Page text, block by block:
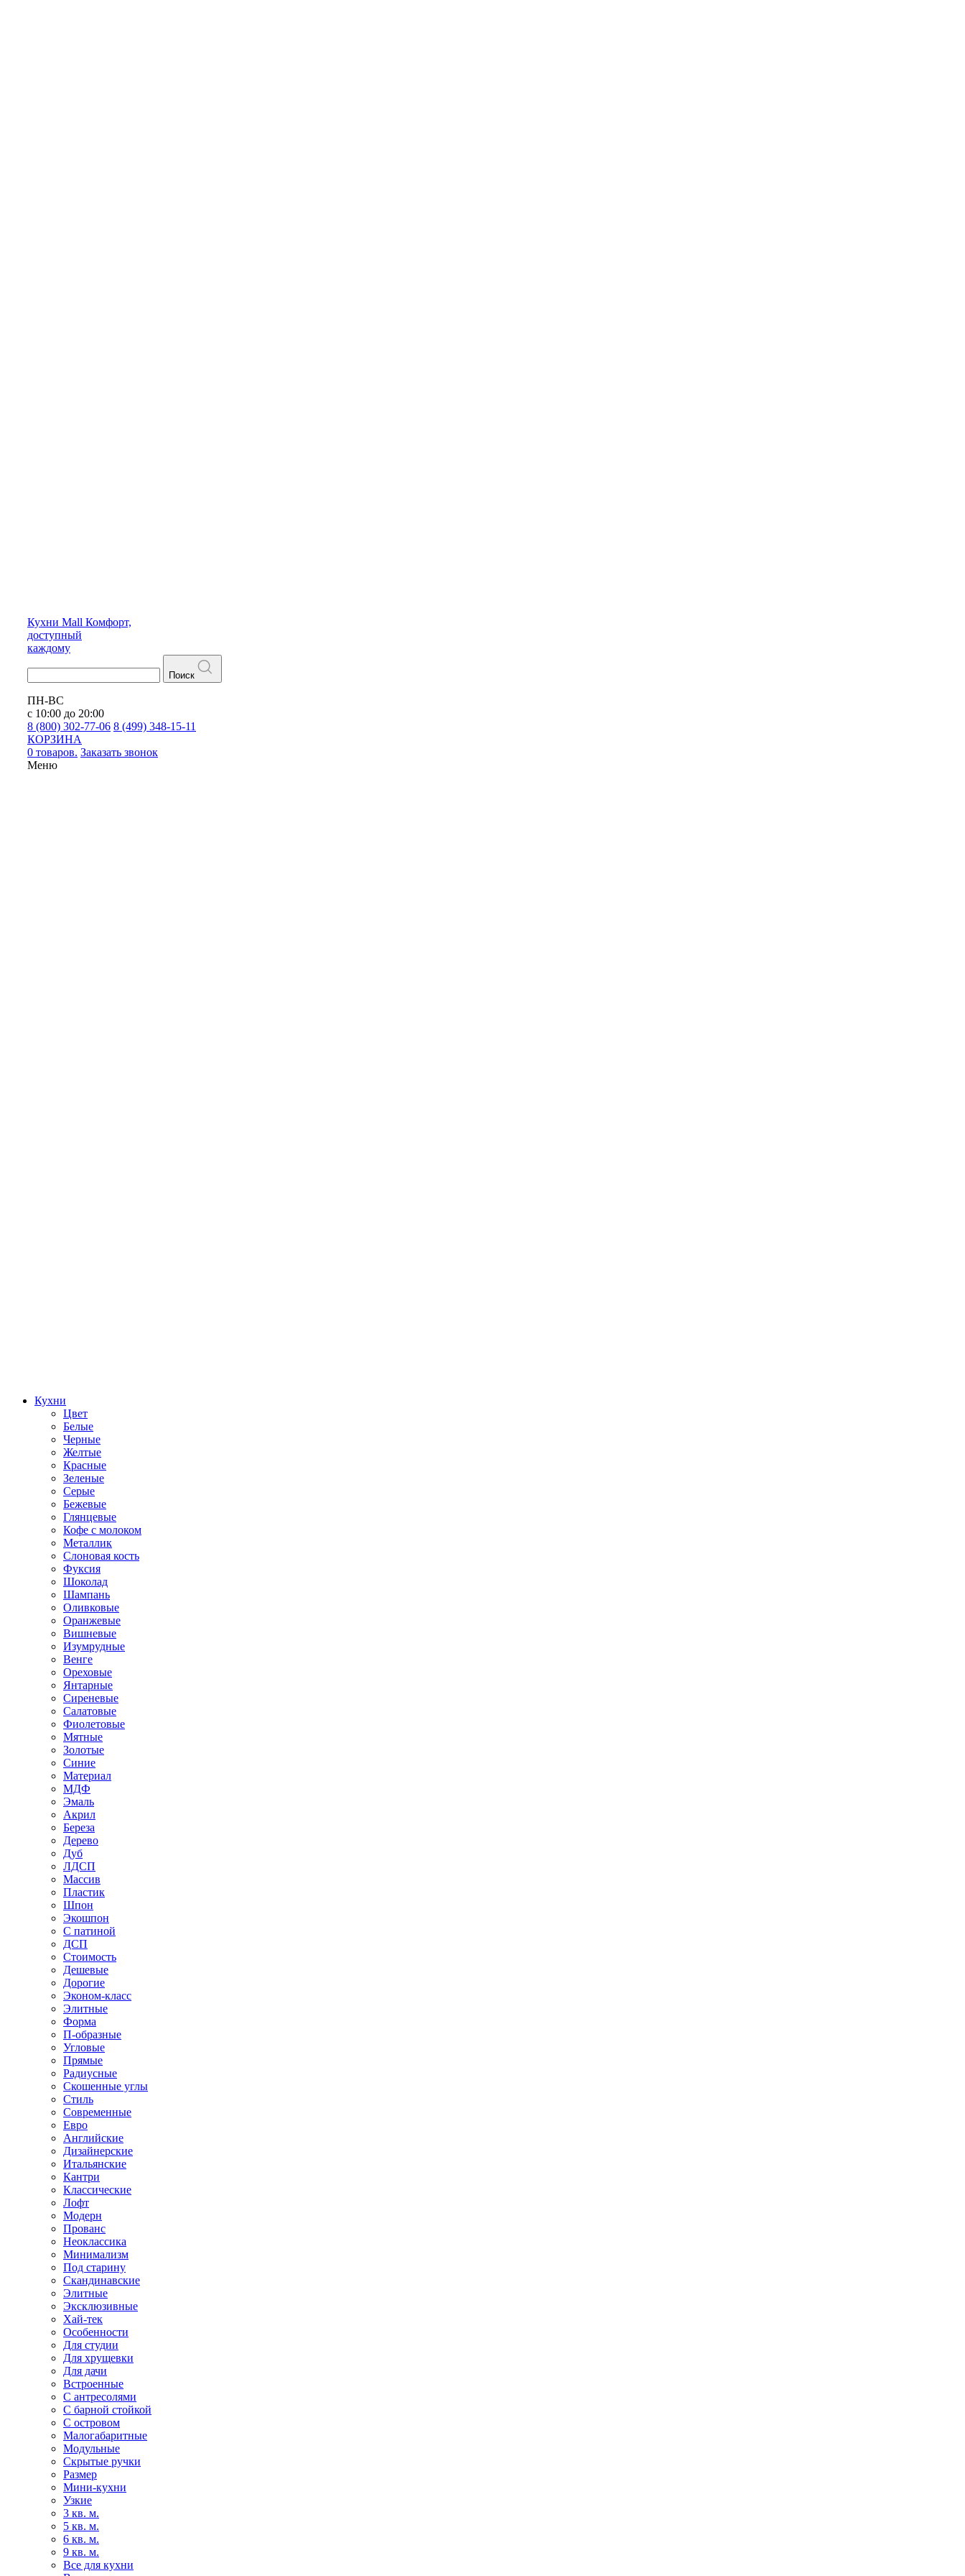
Кухни Mall Комфорт,
доступный
каждому
Поиск
ПН-ВС
с 10:00 до 20:00
8 (800) 302-77-06 8 (499) 348-15-11
КОРЗИНА
0 товаров. Заказать звонок
Меню
Кухни
Цвет
Белые
Черные
Желтые
Красные
Зеленые
Серые
Бежевые
Глянцевые
Кофе с молоком
Металлик
Слоновая кость
Фуксия
Шоколад
Шампань
Оливковые
Оранжевые
Вишневые
Изумрудные
Венге
Ореховые
Янтарные
Сиреневые
Салатовые
Фиолетовые
Мятные
Золотые
Синие
Материал
МДФ
Эмаль
Акрил
Береза
Дерево
Дуб
ЛДСП
Массив
Пластик
Шпон
Экошпон
С патиной
ДСП
Стоимость
Дешевые
Дорогие
Эконом-класс
Элитные
Форма
П-образные
Угловые
Прямые
Радиусные
Скошенные углы
Стиль
Современные
Евро
Английские
Дизайнерские
Итальянские
Кантри
Классические
Лофт
Модерн
Прованс
Неоклассика
Минимализм
Под старину
Скандинавские
Элитные
Эксклюзивные
Хай-тек
Особенности
Для студии
Для хрущевки
Для дачи
Встроенные
С антресолями
С барной стойкой
С островом
Малогабаритные
Модульные
Скрытые ручки
Размер
Мини-кухни
Узкие
3 кв. м.
5 кв. м.
6 кв. м.
9 кв. м.
Все для кухни